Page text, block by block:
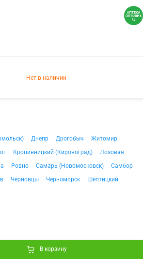
Нет в наличии
Днепр Дрогобыч
Житомир
Кропивницкий (Кировоград)
Лозовая
Ровно Самарь (Новомосковск)
Самбор
Черновцы Черноморск Шептицкий
В корзину